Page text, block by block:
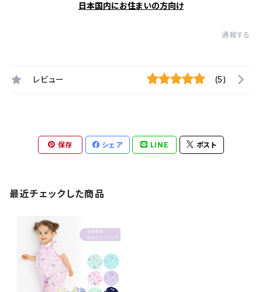
日本国内にお住まいの方向け
通報する
レビュー (5)
保存 シェア LINE ポスト
最近チェックした商品